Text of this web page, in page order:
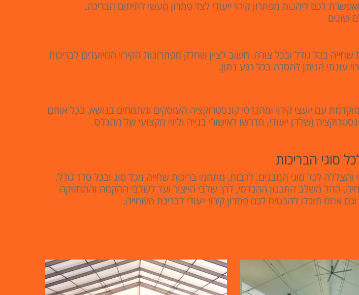
לכם ליהנות מפתרון קירוי ייעודי לצד פתרון מעשי לתיחום הבריכה.
שונים
בכל גודל ובכל צורה. חשוב לציין שחלק מפתרונות הקירוי המיועדים לבריכות
עונתי הניתן להסרה בכל רגע נתון.
עם יועצי קירוי ומהנדסי קונסטרוקציה העוסקים ומתמחים בנושא. בכל אותם
(שלד) ייעודי, תדרשו לאישורי בנייה וליווי מקצועי של מהנדס
סוגי הבריכות
לכל סוגי המבנים, לרבות, מתחמי בריכות שחייה מכל סוג ובכל סדר גודל.
החל משלב התכנון ההנדסי, דרך שלבי הייצור ועד לשלבי ההקמה והתחזוקה
אתם תוכלו להבטיח לכם פתרון קירוי ייעודי לבריכת השחייה.